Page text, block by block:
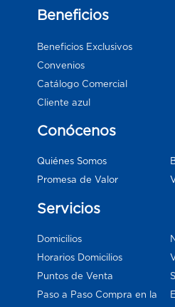
Beneficios
Beneficios Exclusivos
Convenios
Catálogo Comercial
Cliente azul
Conócenos
Quiénes Somos
Promesa de Valor
Servicios
Domicilios
Horarios Domicilios
Puntos de Venta
Paso a Paso Compra en la